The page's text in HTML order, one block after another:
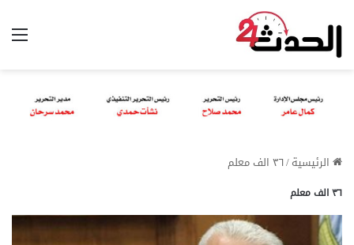
الرئيسية/٣٦ الف معلم
٣٦ الف معلم